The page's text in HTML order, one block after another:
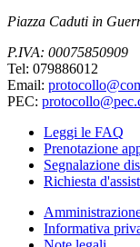
Piazza Caduti in
P.IVA: 00075850909
Tel: 079886012
Email:
PEC:
Leggi le FAQ
Prenotazione
Segnalazione
Richiesta
Informativa